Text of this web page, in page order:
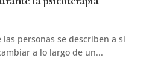
las personas se describen a sí
a lo largo de un...